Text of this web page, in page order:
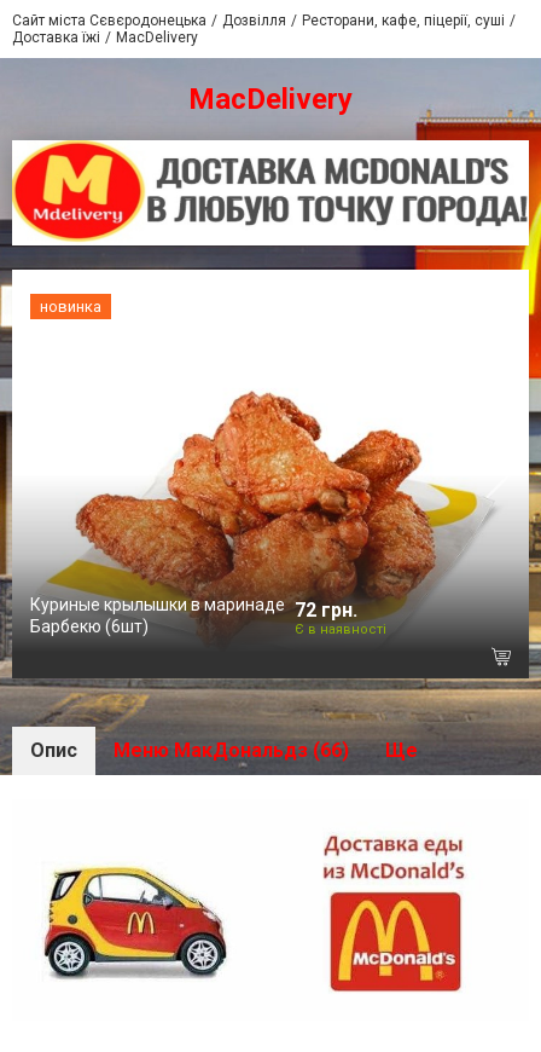
Сайт міста Сєвєродонецька Дозвілля
Ресторани, кафе, піцерії, суші
Доставка їжі
MacDelivery
MacDelivery
новинка
Куриные крылышки в маринаде
Барбекю (6шт)
72 грн.
Є в наявності
Опис Меню МакДональдз (66) Ще